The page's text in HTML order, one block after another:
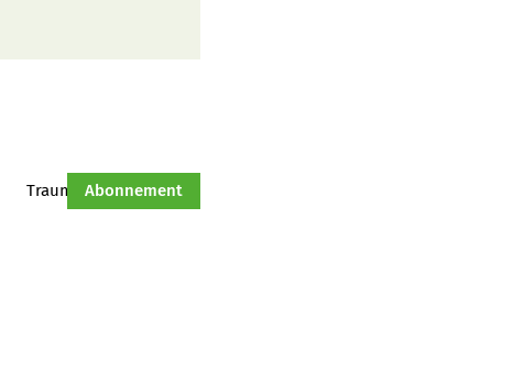
Traumtraktor Hof-Management
Abonnement